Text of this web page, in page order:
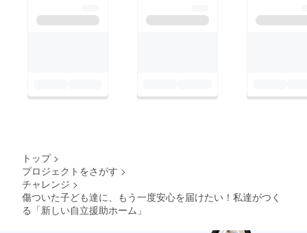
トップ >
プロジェクトをさがす >
チャレンジ >
傷ついた子ども達に、もう一度安心を届けたい！私達がつく
る「新しい自立援助ホーム」